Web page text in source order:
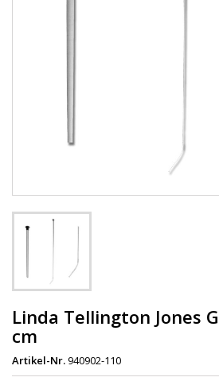
Linda Tellington Jones
cm
Artikel-Nr.940902-110